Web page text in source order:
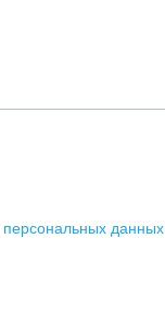
персональных данных